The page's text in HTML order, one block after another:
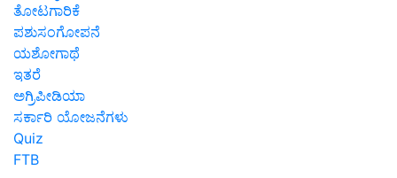
ತೋಟಗಾರಿಕೆ
ಪಶುಸಂಗೋಪನೆ
ಯಶೋಗಾಥೆ
ಇತರೆ
ಅಗ್ರಿಪೀಡಿಯಾ
ಸರ್ಕಾರಿ ಯೋಜನೆಗಳು
Quiz
FTB